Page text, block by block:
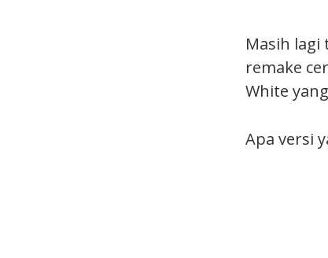
Masih lagi
remake
White
Apa versi